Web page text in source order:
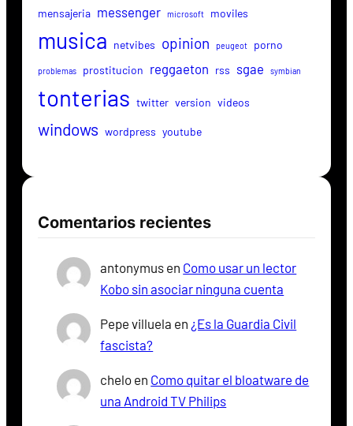
mensajeria messenger microsoft moviles
musica netvibes opinion peugeot porno
problemas prostitucion reggaeton rss sgae symbian
tonterias twitter version videos
windows wordpress youtube
Comentarios recientes
antonymus en Como usar un lector
Kobo sin asociar ninguna cuenta
Pepe villuela en ¿Es la Guardia Civil
fascista?
chelo en Como quitar el bloatware de
una Android TV Philips